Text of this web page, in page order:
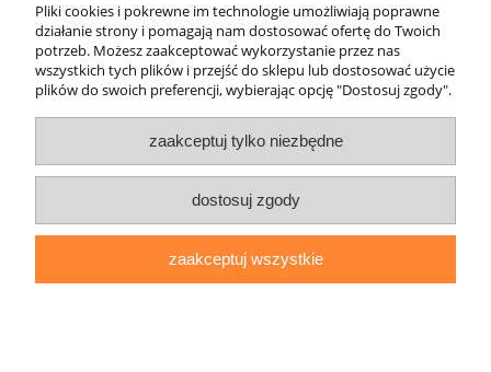
Inni klienci kupili również
O firmie
Zamówienia
Moje konto
Pomoc
Pliki cookies i pokrewne im technologie umożliwiają poprawne
działanie strony i pomagają nam dostosować ofertę do Twoich
potrzeb. Możesz zaakceptować wykorzystanie przez nas
wszystkich tych plików i przejść do sklepu lub dostosować użycie
plików do swoich preferencji, wybierając opcję "Dostosuj zgody".
zaakceptuj tylko niezbędne
dostosuj zgody
zaakceptuj wszystkie